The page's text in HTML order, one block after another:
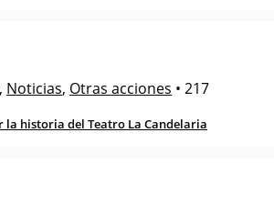
, Noticias, Otras acciones • 217
la historia del Teatro La Candelaria